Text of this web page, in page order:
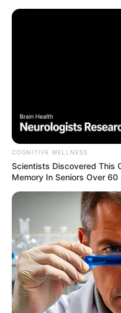
COGNITIVE WELLNESS
Scientists Discovered This
Memory In Seniors Over 60